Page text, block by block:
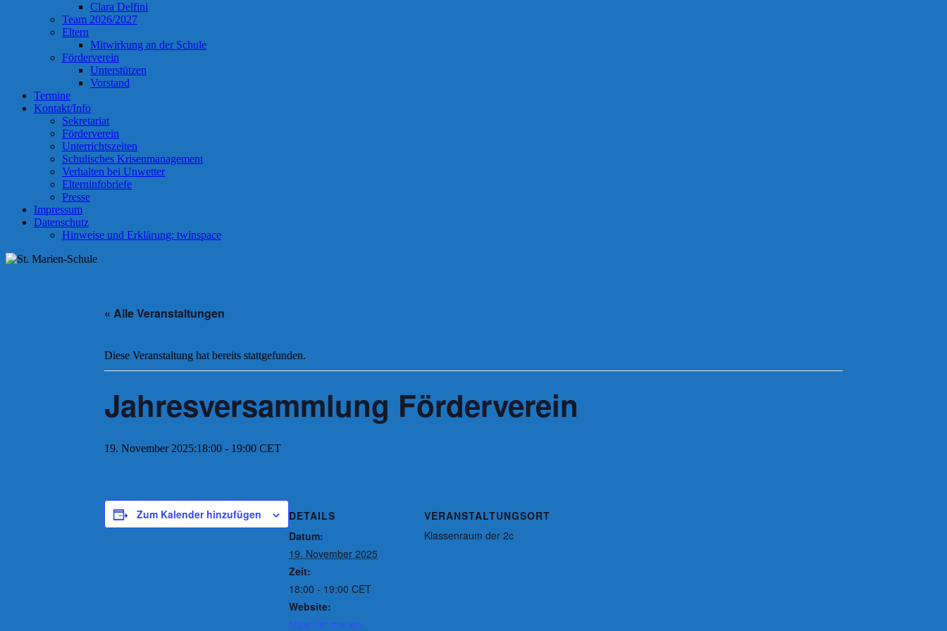
Clara Delfini
Team 2026/2027
Eltern
Mitwirkung an der Schule
Förderverein
Unterstützen
Vorstand
Termine
Kontakt/Info
Sekretariat
Förderverein
Unterrichtszeiten
Schulisches Krisenmanagement
Verhalten bei Unwetter
Elterninfobriefe
Presse
Impressum
Datenschutz
Hinweise und Erklärung: twinspace
« Alle Veranstaltungen
Diese Veranstaltung hat bereits stattgefunden.
Jahresversammlung Förderverein
19. November 2025:18:00 - 19:00 CET
Zum Kalender hinzufügen
DETAILS
Datum:
19. November 2025
Zeit:
18:00 - 19:00 CET
Website:
https://st-marien-
VERANSTALTUNGSORT
Klassenraum der 2c